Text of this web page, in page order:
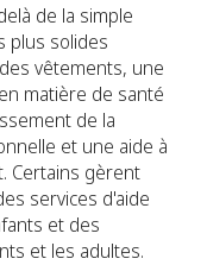
de la simple
plus solides
vêtements, une
matière de santé
de la
et une aide à
Certains gèrent
services d'aide
et des
et les adultes.